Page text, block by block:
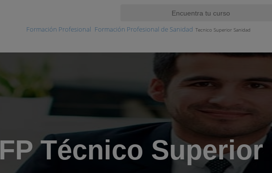
Formación Profesional Formación Profesional de Sanidad Tecnico Superior Sanidad
FP Técnico Superior